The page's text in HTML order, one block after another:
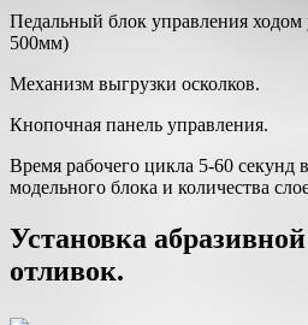
Педальный блок управления ходом
500мм)
Механизм выгрузки осколков.
Кнопочная панель управления.
Время рабочего цикла 5-60 секунд
модельного блока и количества
Установка
отливок.